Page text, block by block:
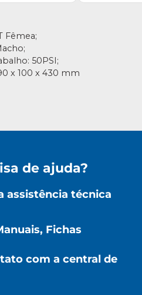
Fêmea;
50PSI;
x 100 x 430 mm
de ajuda?
assistência técnica
Fichas
com a central de